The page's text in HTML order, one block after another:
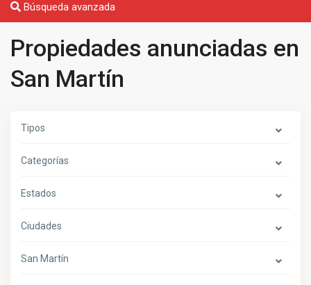
Búsqueda avanzada
Propiedades anunciadas en
San Martín
Tipos
Categorías
Estados
Ciudades
San Martín